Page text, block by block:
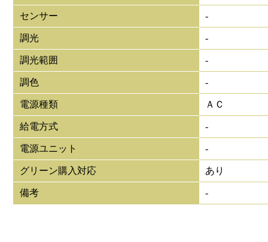
センサー -
調光 -
調光範囲 -
調色 -
電源種類 ＡＣ
給電方式 -
電源ユニット -
グリーン購入対応 あり
備考 -